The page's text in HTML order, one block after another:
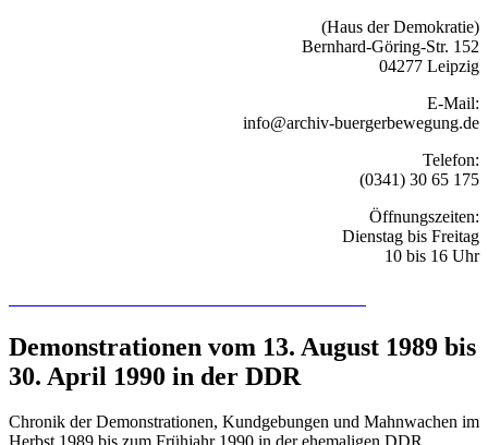
(Haus der Demokratie)
Bernhard-Göring-Str. 152
04277 Leipzig
E-Mail:
info@archiv-buergerbewegung.de
Telefon:
(0341) 30 65 175
Öffnungszeiten:
Dienstag bis Freitag
10 bis 16 Uhr
Demonstrationen vom 13. August 1989 bis
30. April 1990 in der DDR
Chronik der Demonstrationen, Kundgebungen und Mahnwachen im